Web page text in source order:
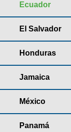
Ecuador
El Salvador
Honduras
Jamaica
México
Panamá